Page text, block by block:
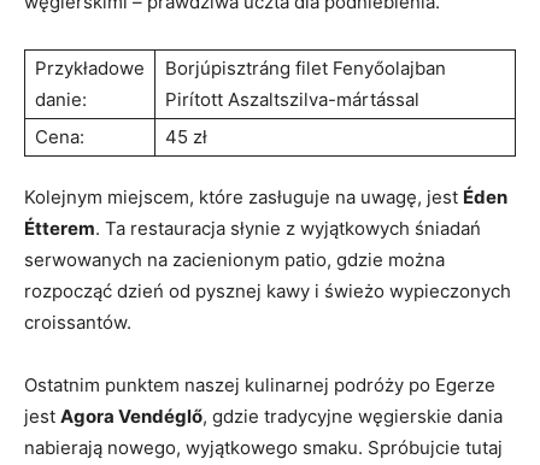
Przykładowe
danie:
Borjúpisztráng⁤ filet Fenyőolajban
Pirított Aszaltszilva-mártással
Cena:
45 ​zł
Kolejnym‌ miejscem, które⁢ zasługuje na uwagę, jest Éden
Étterem. ⁢Ta ‍restauracja słynie⁢ z wyjątkowych śniadań
serwowanych na zacienionym patio, gdzie‍ można
rozpocząć dzień od pysznej kawy i świeżo wypieczonych
croissantów.
Ostatnim punktem naszej kulinarnej podróży po Egerze
‍jest Agora ⁢Vendéglő, gdzie tradycyjne węgierskie dania
‍nabierają nowego, wyjątkowego smaku. ​Spróbujcie tutaj